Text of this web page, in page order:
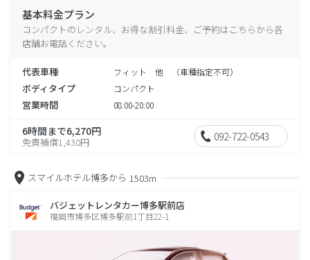
基本料金プラン
コンパクトのレンタル、お得な割引料金、ご予約はこちらから各
店舗お電話ください。
代表車種 フィット 他 （車種指定不可）
ボディタイプ コンパクト
営業時間 08:00-20:00
6時間まで6,270円
免責補償1,430円 092-722-0543
スマイルホテル博多から 1503m
バジェットレンタカー博多駅前店
福岡市博多区博多駅前1丁目22-1